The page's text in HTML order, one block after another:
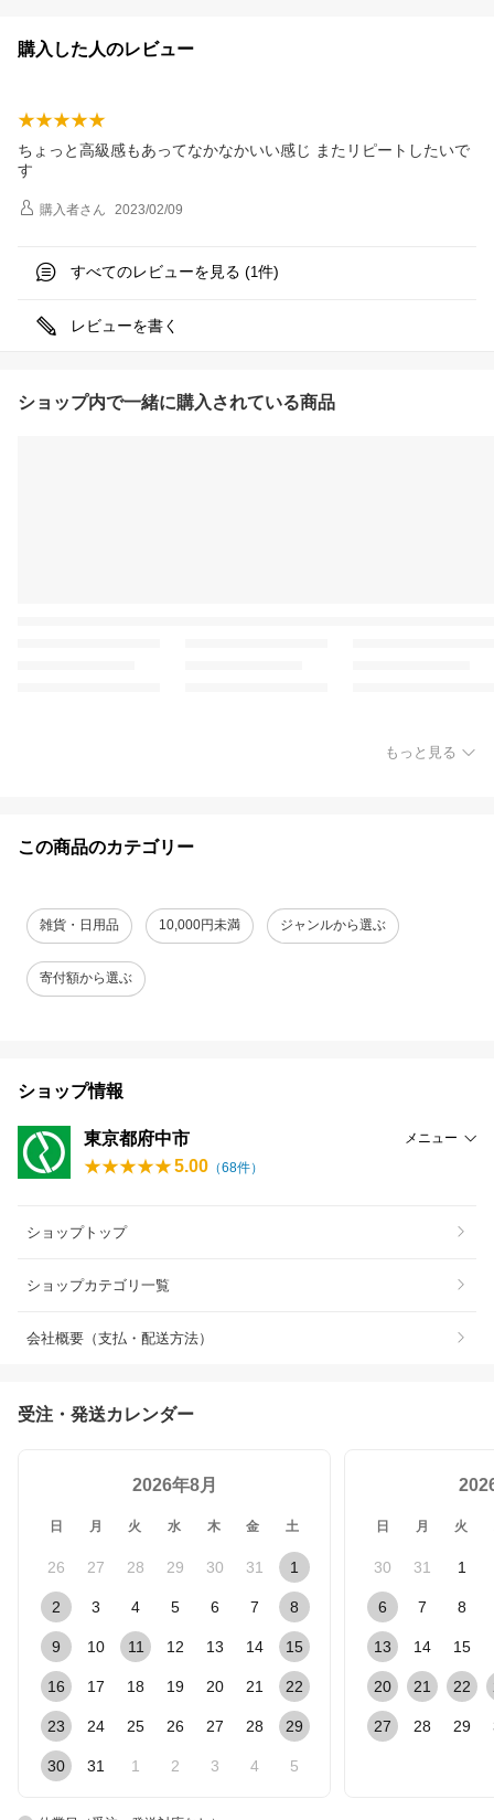
購入した人のレビュー
ちょっと高級感もあってなかなかいい感じ またリピートしたいで
す
購入者さん 2023/02/09
すべてのレビューを見る (1 件)
レビューを書く
ショップ内で一緒に購入されている商品
もっと見る
この商品のカテゴリー
雑貨・日用品 10,000円未満 ジャンルから選ぶ
寄付額から選ぶ
ショップ情報
東京都府中市 メニュー
5.00 （68件）
ショップトップ
ショップカテゴリ一覧
会社概要（支払・配送方法）
受注・発送カレンダー
2026年8月
日 月 火 水 木 金 土
26 27 28 29 30 31 1
2 3 4 5 6 7 8
9 10 11 12 13 14 15
16 17 18 19 20 21 22
23 24 25 26 27 28 29
30 31 1 2 3 4 5
日 月 火
30 31 1
6 7 8
13 14 15
20 21 22
27 28 29